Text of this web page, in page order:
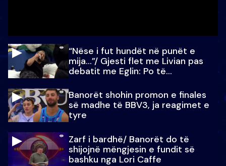
“Nëse i fut hundët në punët e
mija…”/ Gjesti flet me Livian pas
debatit me Eglin: Po të
Banorët shohin promon e finales
së madhe të BBV3, ja reagimet e
tyre
Zarf i bardhë/ Banorët do të
shijojnë mëngjesin e fundit së
bashku nga Lori Caffe